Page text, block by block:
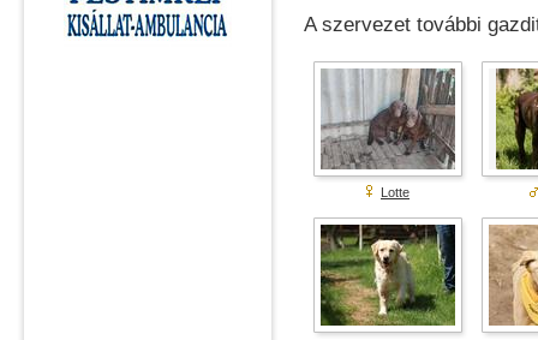
A szervezet további
Lotte